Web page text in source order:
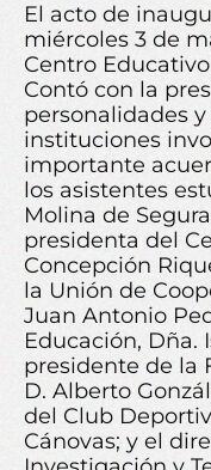
El acto de
miércoles 3 de
Centro Educativo
Contó con la
personalidades
instituciones
importante
los asistentes
Molina de
presidenta del
Concepción
la Unión de
Juan Antonio
Educación, Dña.
presidente de la
D. Alberto
del Club
Cánovas; y el